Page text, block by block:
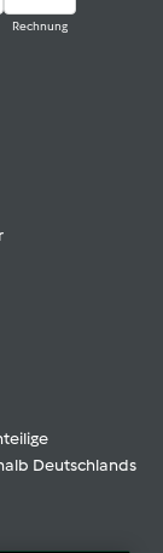
Rechnung
Deutschlands